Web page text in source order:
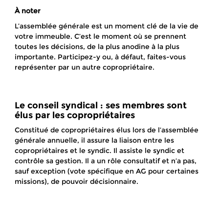
À noter
L’assemblée générale est un moment clé de la vie de
votre immeuble. C’est le moment où se prennent
toutes les décisions, de la plus anodine à la plus
importante. Participez-y ou, à défaut, faites-vous
représenter par un autre copropriétaire.
Le conseil syndical : ses membres sont
élus par les copropriétaires
Constitué de copropriétaires élus lors de l’assemblée
générale annuelle, il assure la liaison entre les
copropriétaires et le syndic. Il assiste le syndic et
contrôle sa gestion. Il a un rôle consultatif et n’a pas,
sauf exception (vote spécifique en AG pour certaines
missions), de pouvoir décisionnaire.